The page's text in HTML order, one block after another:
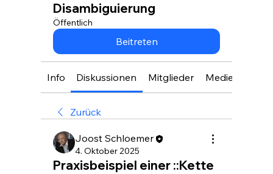
Disambiguierung
Öffentlich
Beitreten
Info Diskussionen Mitglieder Medien
Zurück
Joost Schloemer
4. Oktober 2025
Praxisbeispiel einer ::Kette